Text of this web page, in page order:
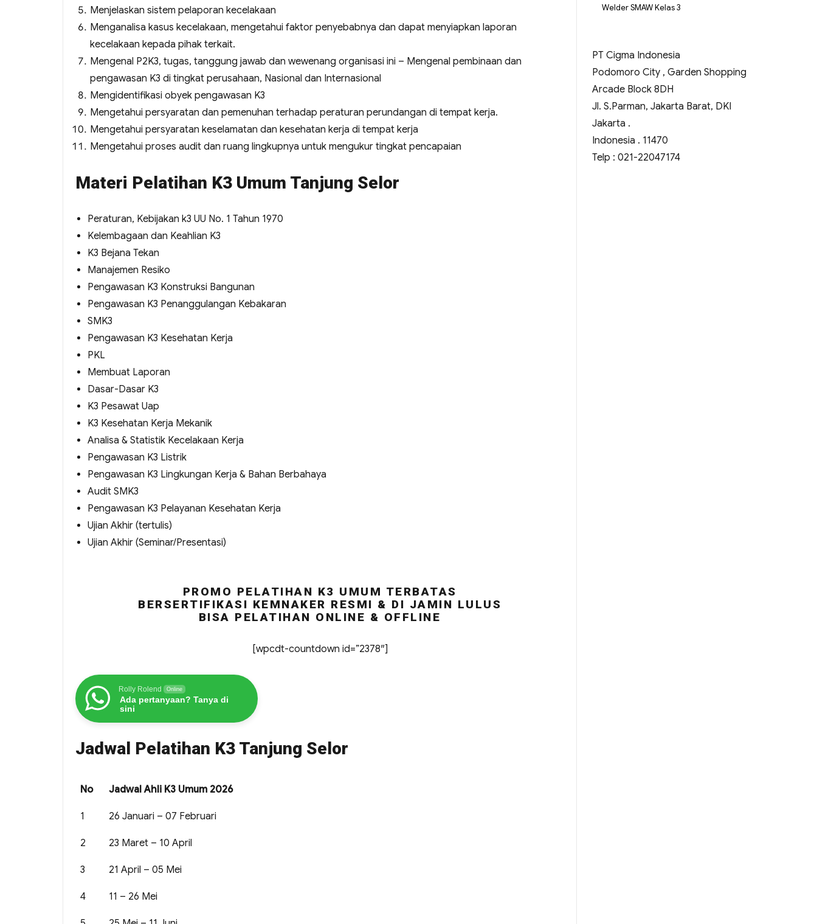
Menjelaskan sistem pelaporan kecelakaan
Menganalisa kasus kecelakaan, mengetahui faktor penyebabnya dan dapat menyiapkan laporan
kecelakaan kepada pihak terkait.
Mengenal P2K3, tugas, tanggung jawab dan wewenang organisasi ini – Mengenal pembinaan dan
pengawasan K3 di tingkat perusahaan, Nasional dan Internasional
Mengidentifikasi obyek pengawasan K3
Mengetahui persyaratan dan pemenuhan terhadap peraturan perundangan di tempat kerja.
Mengetahui persyaratan keselamatan dan kesehatan kerja di tempat kerja
Mengetahui proses audit dan ruang lingkupnya untuk mengukur tingkat pencapaian
Materi Pelatihan K3 Umum Tanjung Selor
Peraturan, Kebijakan k3 UU No. 1 Tahun 1970
Kelembagaan dan Keahlian K3
K3 Bejana Tekan
Manajemen Resiko
Pengawasan K3 Konstruksi Bangunan
Pengawasan K3 Penanggulangan Kebakaran
SMK3
Pengawasan K3 Kesehatan Kerja
PKL
Membuat Laporan
Dasar-Dasar K3
K3 Pesawat Uap
K3 Kesehatan Kerja Mekanik
Analisa & Statistik Kecelakaan Kerja
Pengawasan K3 Listrik
Pengawasan K3 Lingkungan Kerja & Bahan Berbahaya
Audit SMK3
Pengawasan K3 Pelayanan Kesehatan Kerja
Ujian Akhir (tertulis)
Ujian Akhir (Seminar/Presentasi)
PROMO PELATIHAN K3 UMUM TERBATAS
BERSERTIFIKASI KEMNAKER RESMI & DI JAMIN LULUS
BISA PELATIHAN ONLINE & OFFLINE
[wpcdt-countdown id=”2378″]
Rolly Rolend Online
Ada pertanyaan? Tanya di
sini
Jadwal Pelatihan K3 Tanjung Selor
No Jadwal Ahli K3 Umum 2026
1 26 Januari – 07 Februari
2 23 Maret – 10 April
3 21 April – 05 Mei
4 11 – 26 Mei
Welder SMAW Kelas 3
PT Cigma Indonesia
Podomoro City , Garden Shopping
Arcade Block 8DH
Jl. S.Parman, Jakarta Barat, DKI
Jakarta .
Indonesia . 11470
Telp : 021-22047174